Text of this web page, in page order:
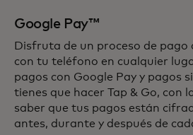
Google Pay™
Disfruta de un proceso de pago
con tu teléfono en cualquier
pagos con Google Pay y pagos
tienes que hacer Tap & Go, con
saber que tus pagos están
antes, durante y después de